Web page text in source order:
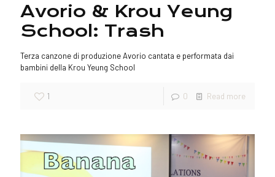
Avorio & Krou Yeung
School: Trash
Terza canzone di produzione Avorio cantata e performata dai
bambini della Krou Yeung School
1 0 Read more